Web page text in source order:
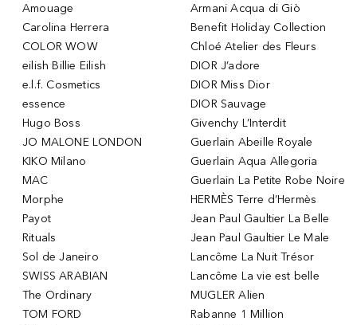
Amouage
Carolina Herrera
COLOR WOW
eilish Billie Eilish
e.l.f. Cosmetics
essence
Hugo Boss
JO MALONE LONDON
KIKO Milano
MAC
Morphe
Payot
Rituals
Sol de Janeiro
SWISS ARABIAN
The Ordinary
TOM FORD
Armani Acqua di Giò
Benefit Holiday Collection
Chloé Atelier des Fleurs
DIOR J’adore
DIOR Miss Dior
DIOR Sauvage
Givenchy L’Interdit
Guerlain Abeille Royale
Guerlain Aqua Allegoria
Guerlain La Petite Robe Noire
HERMÈS Terre d’Hermès
Jean Paul Gaultier La Belle
Jean Paul Gaultier Le Male
Lancôme La Nuit Trésor
Lancôme La vie est belle
MUGLER Alien
Rabanne 1 Million